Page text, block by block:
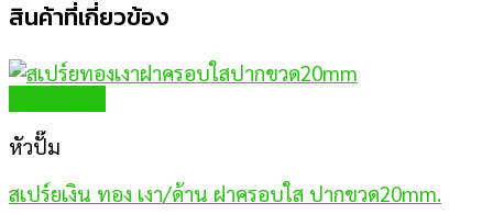
สินค้าที่เกี่ยวข้อง
หัวปั๊ม
สเปร์ยเงิน ทอง เงา/ด้าน ฝาครอบใส ปากขวด20mm.